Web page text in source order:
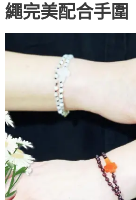
繩完美配合手圍